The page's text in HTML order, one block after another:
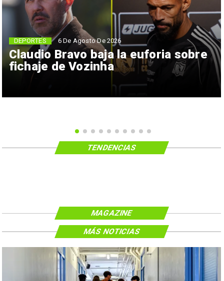
Claudio Bravo baja la euforia sobre
fichaje de Vozinha
DEPORTES 6 De Agosto De 2026
TENDENCIAS
MAGAZINE
MÁS NOTICIAS